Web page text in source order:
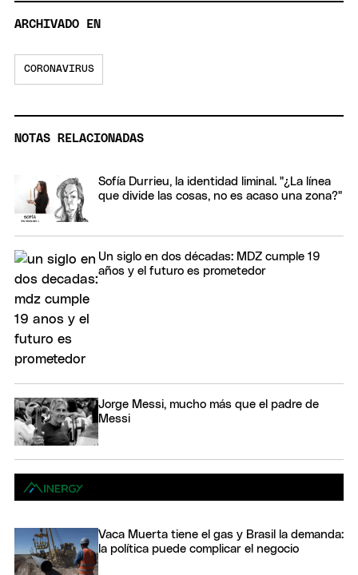
ARCHIVADO EN
CORONAVIRUS
NOTAS RELACIONADAS
Sofía Durrieu, la identidad liminal. "¿La línea
que divide las cosas, no es acaso una zona?"
Un siglo en dos décadas: MDZ cumple 19
años y el futuro es prometedor
Jorge Messi, mucho más que el padre de
Messi
Vaca Muerta tiene el gas y Brasil la demanda:
la política puede complicar el negocio